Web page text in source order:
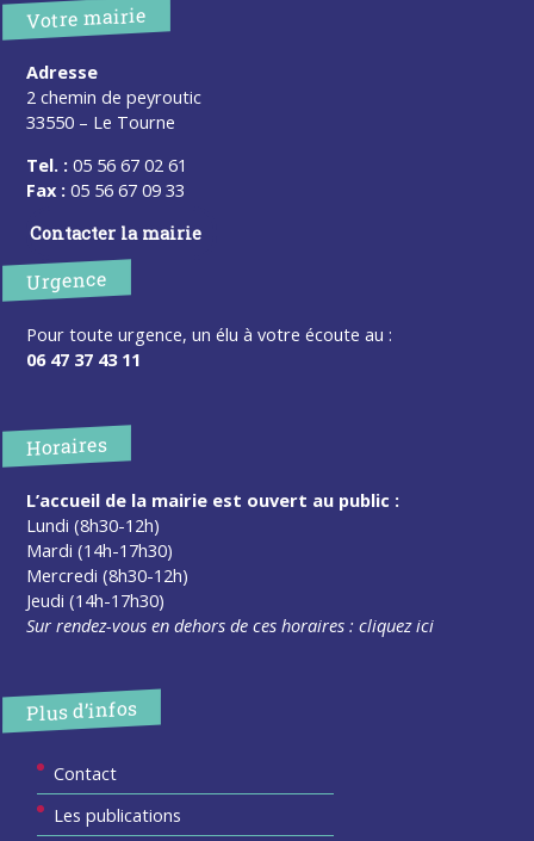
Votre mairie
Adresse
2 chemin de peyroutic
33550 – Le Tourne
Tel. : 05 56 67 02 61
Fax : 05 56 67 09 33
Contacter la mairie
Urgence
Pour toute urgence, un élu à votre écoute au :
06 47 37 43 11
Horaires
L’accueil de la mairie est ouvert au public :
Lundi (8h30-12h)
Mardi (14h-17h30)
Mercredi (8h30-12h)
Jeudi (14h-17h30)
Sur rendez-vous en dehors de ces horaires :cliquez ici
Plus d’infos
Contact
Les publications